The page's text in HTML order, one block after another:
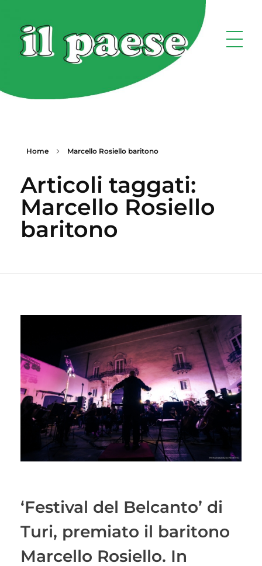
Home Marcello Rosiello baritono
Articoli taggati:
Marcello Rosiello
baritono
‘Festival del Belcanto’ di
Turi, premiato il baritono
Marcello Rosiello. In